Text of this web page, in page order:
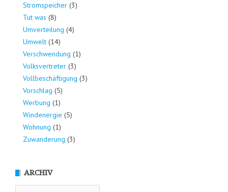
Stromspeicher (3)
Tut was (8)
Umverteilung (4)
Umwelt (14)
Verschwendung (1)
Volksvertreter (3)
Vollbeschäftigung (3)
Vorschlag (5)
Werbung (1)
Windenergie (5)
Wohnung (1)
Zuwanderung (3)
ARCHIV